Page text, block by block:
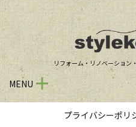
リフォーム・リノベーショ
MENU
プライバシーポリ